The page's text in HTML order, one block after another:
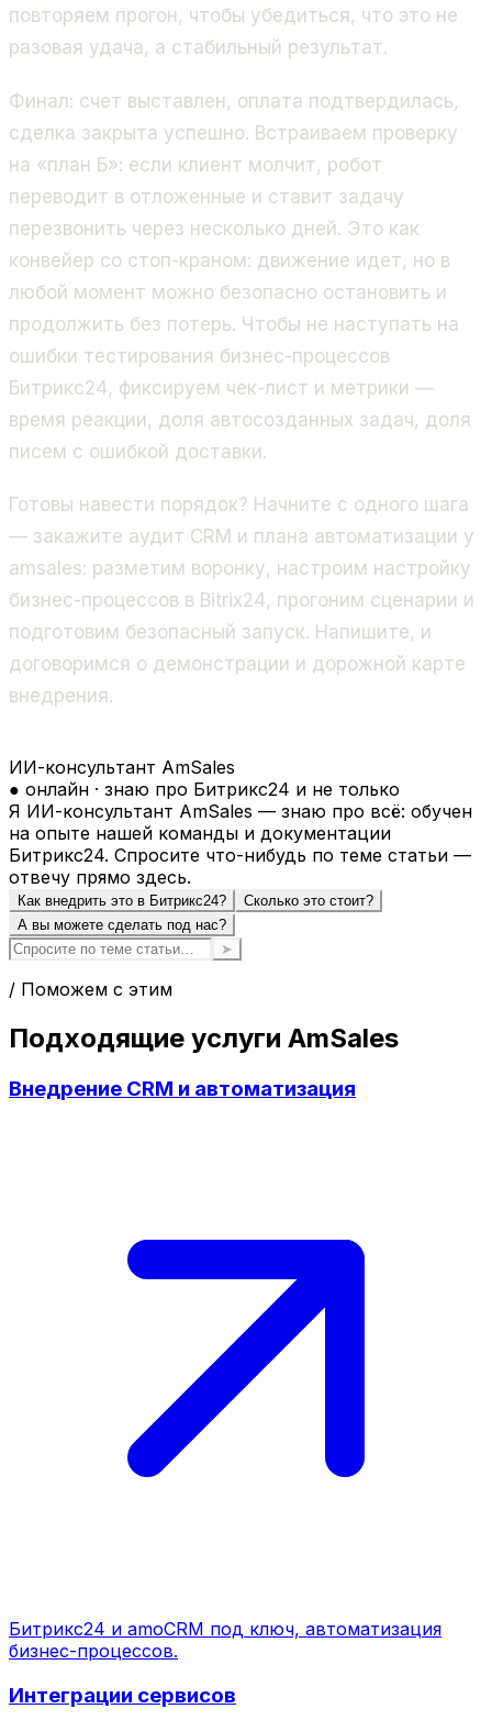
повторяем прогон, чтобы убедиться, что это не
разовая удача, а стабильный результат.
Финал: счет выставлен, оплата подтвердилась,
сделка закрыта успешно. Встраиваем проверку
на «план Б»: если клиент молчит, робот
переводит в отложенные и ставит задачу
перезвонить через несколько дней. Это как
конвейер со стоп-краном: движение идет, но в
любой момент можно безопасно остановить и
продолжить без потерь. Чтобы не наступать на
ошибки тестирования бизнес-процессов
Битрикс24, фиксируем чек-лист и метрики —
время реакции, доля автосозданных задач, доля
писем с ошибкой доставки.
Готовы навести порядок? Начните с одного шага
— закажите аудит CRM и плана автоматизации у
amsales: разметим воронку, настроим настройку
бизнес-процессов в Bitrix24, прогоним сценарии и
подготовим безопасный запуск. Напишите, и
договоримся о демонстрации и дорожной карте
внедрения.
ИИ-консультант AmSales
● онлайн · знаю про Битрикс24 и не только
Я ИИ-консультант AmSales — знаю про всё: обучен
на опыте нашей команды и документации
Битрикс24. Спросите что-нибудь по теме статьи —
отвечу прямо здесь.
Как внедрить это в Битрикс24?
Сколько это стоит?
А вы можете сделать под нас?
➤
/ Поможем с этим
Подходящие услуги AmSales
Внедрение CRM и автоматизация
Битрикс24 и amoCRM под ключ, автоматизация
бизнес-процессов.
Интеграции сервисов